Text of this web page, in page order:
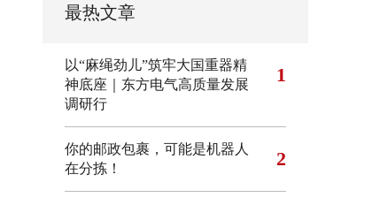
最热文章
以“麻绳劲儿”筑牢大国重器精
神底座｜东方电气高质量发展
调研行
1
你的邮政包裹，可能是机器人
在分拣！
2